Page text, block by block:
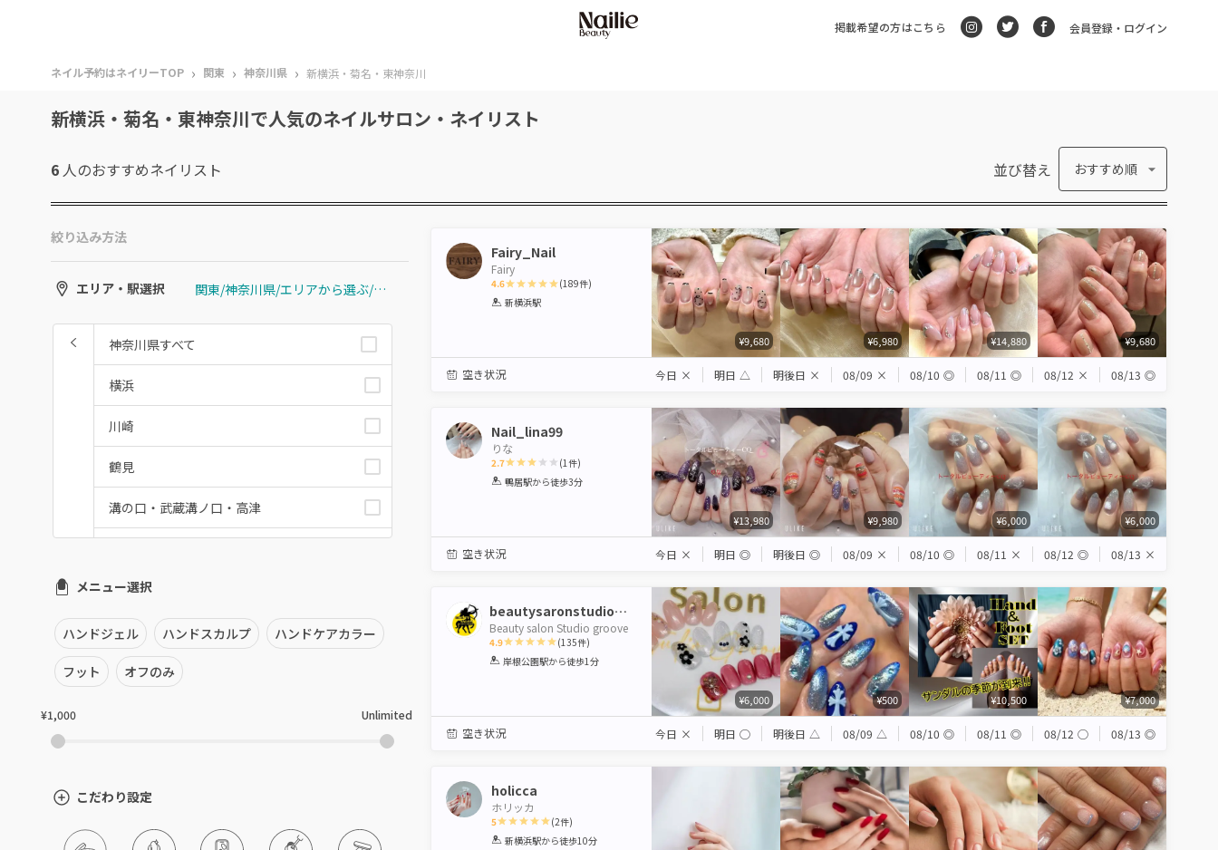
掲載希望の方はこちら 会員登録・ログイン
ネイル予約はネイリーTOP › 関東 › 神奈川県 › 新横浜・菊名・東神奈川
新横浜・菊名・東神奈川で人気のネイルサロン・ネイリスト
6 人のおすすめネイリスト 並び替え おすすめ順
絞り込み方法
エリア・駅選択 関東/神奈川県/エリアから選ぶ/新横浜・菊名・東神奈川
神奈川県すべて
横浜
川崎
鶴見
溝の口・武蔵溝ノ口・高津
本厚木・海老名・伊勢原
港北・都筑・青葉台
横須賀・鎌倉・逗子
大船・戸塚・保土ヶ谷
藤沢・湘南台・江ノ島
メニュー選択
ハンドジェル ハンドスカルプ ハンドケアカラー
フット オフのみ
¥1,000 Unlimited
こだわり設定
Fairy_Nail
Fairy
4.6
1 2 3 4
(189件)
新横浜駅
¥9,680 ¥6,980 ¥14,880 ¥9,680
空き状況 今日 × 明日 △ 明後日 × 08/09 × 08/10 ◎ 08/11 ◎ 08/12 × 08/13 ◎
Nail_lina99
りな
2.7
1 2 3 4 5
(1 件)
鴨居駅から徒歩3分
¥13,980 ¥9,980 ¥6,000 ¥6,000
空き状況 今日 × 明日 ◎ 明後日 ◎ 08/09 × 08/10 ◎ 08/11 × 08/12 ◎ 08/13 ×
beautysaronstudiogroove
Beauty salon Studio groove
4.9
1 2 3 4 5
(135件)
岸根公園駅から徒歩1分
¥6,000 ¥500 ¥10,500 ¥7,000
空き状況 今日 × 明日 ◯ 明後日 △ 08/09 △ 08/10 ◎ 08/11 ◎ 08/12 ◯ 08/13 ◎
holicca
ホリッカ
5
1 2 3 4 5
(2件)
新横浜駅から徒歩10分